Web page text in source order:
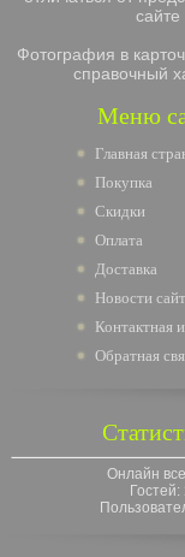
сайте
Фотография в
справочный
Меню
Главная
Покупка
Скидки
Оплата
Доставка
Новости
Контактная
Обратная
Онлайн
Гостей: